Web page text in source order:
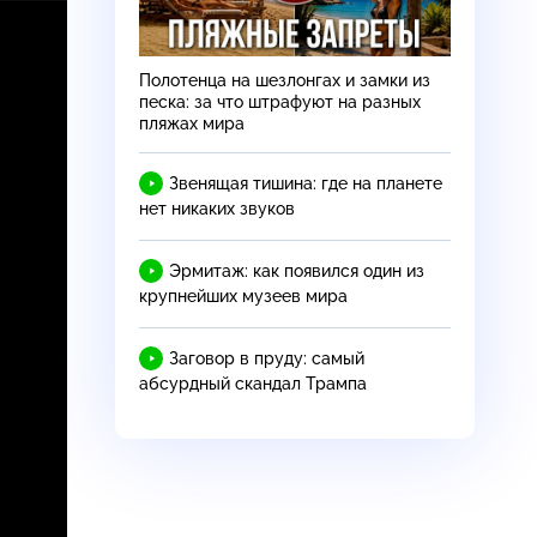
Полотенца на шезлонгах и замки из
песка: за что штрафуют на разных
пляжах мира
Звенящая тишина: где на планете
нет никаких звуков
Эрмитаж: как появился один из
крупнейших музеев мира
Заговор в пруду: самый
абсурдный скандал Трампа